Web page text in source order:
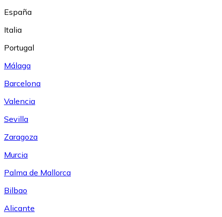
España
Italia
Portugal
Málaga
Barcelona
Valencia
Sevilla
Zaragoza
Murcia
Palma de Mallorca
Bilbao
Alicante